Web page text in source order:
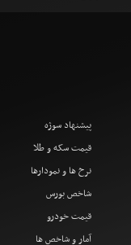
پیشنهاد سوژه
قیمت سکه و طلا
نرخ ها و نمودارها
شاخص بورس
قیمت خودرو
آمار و شاخص ها